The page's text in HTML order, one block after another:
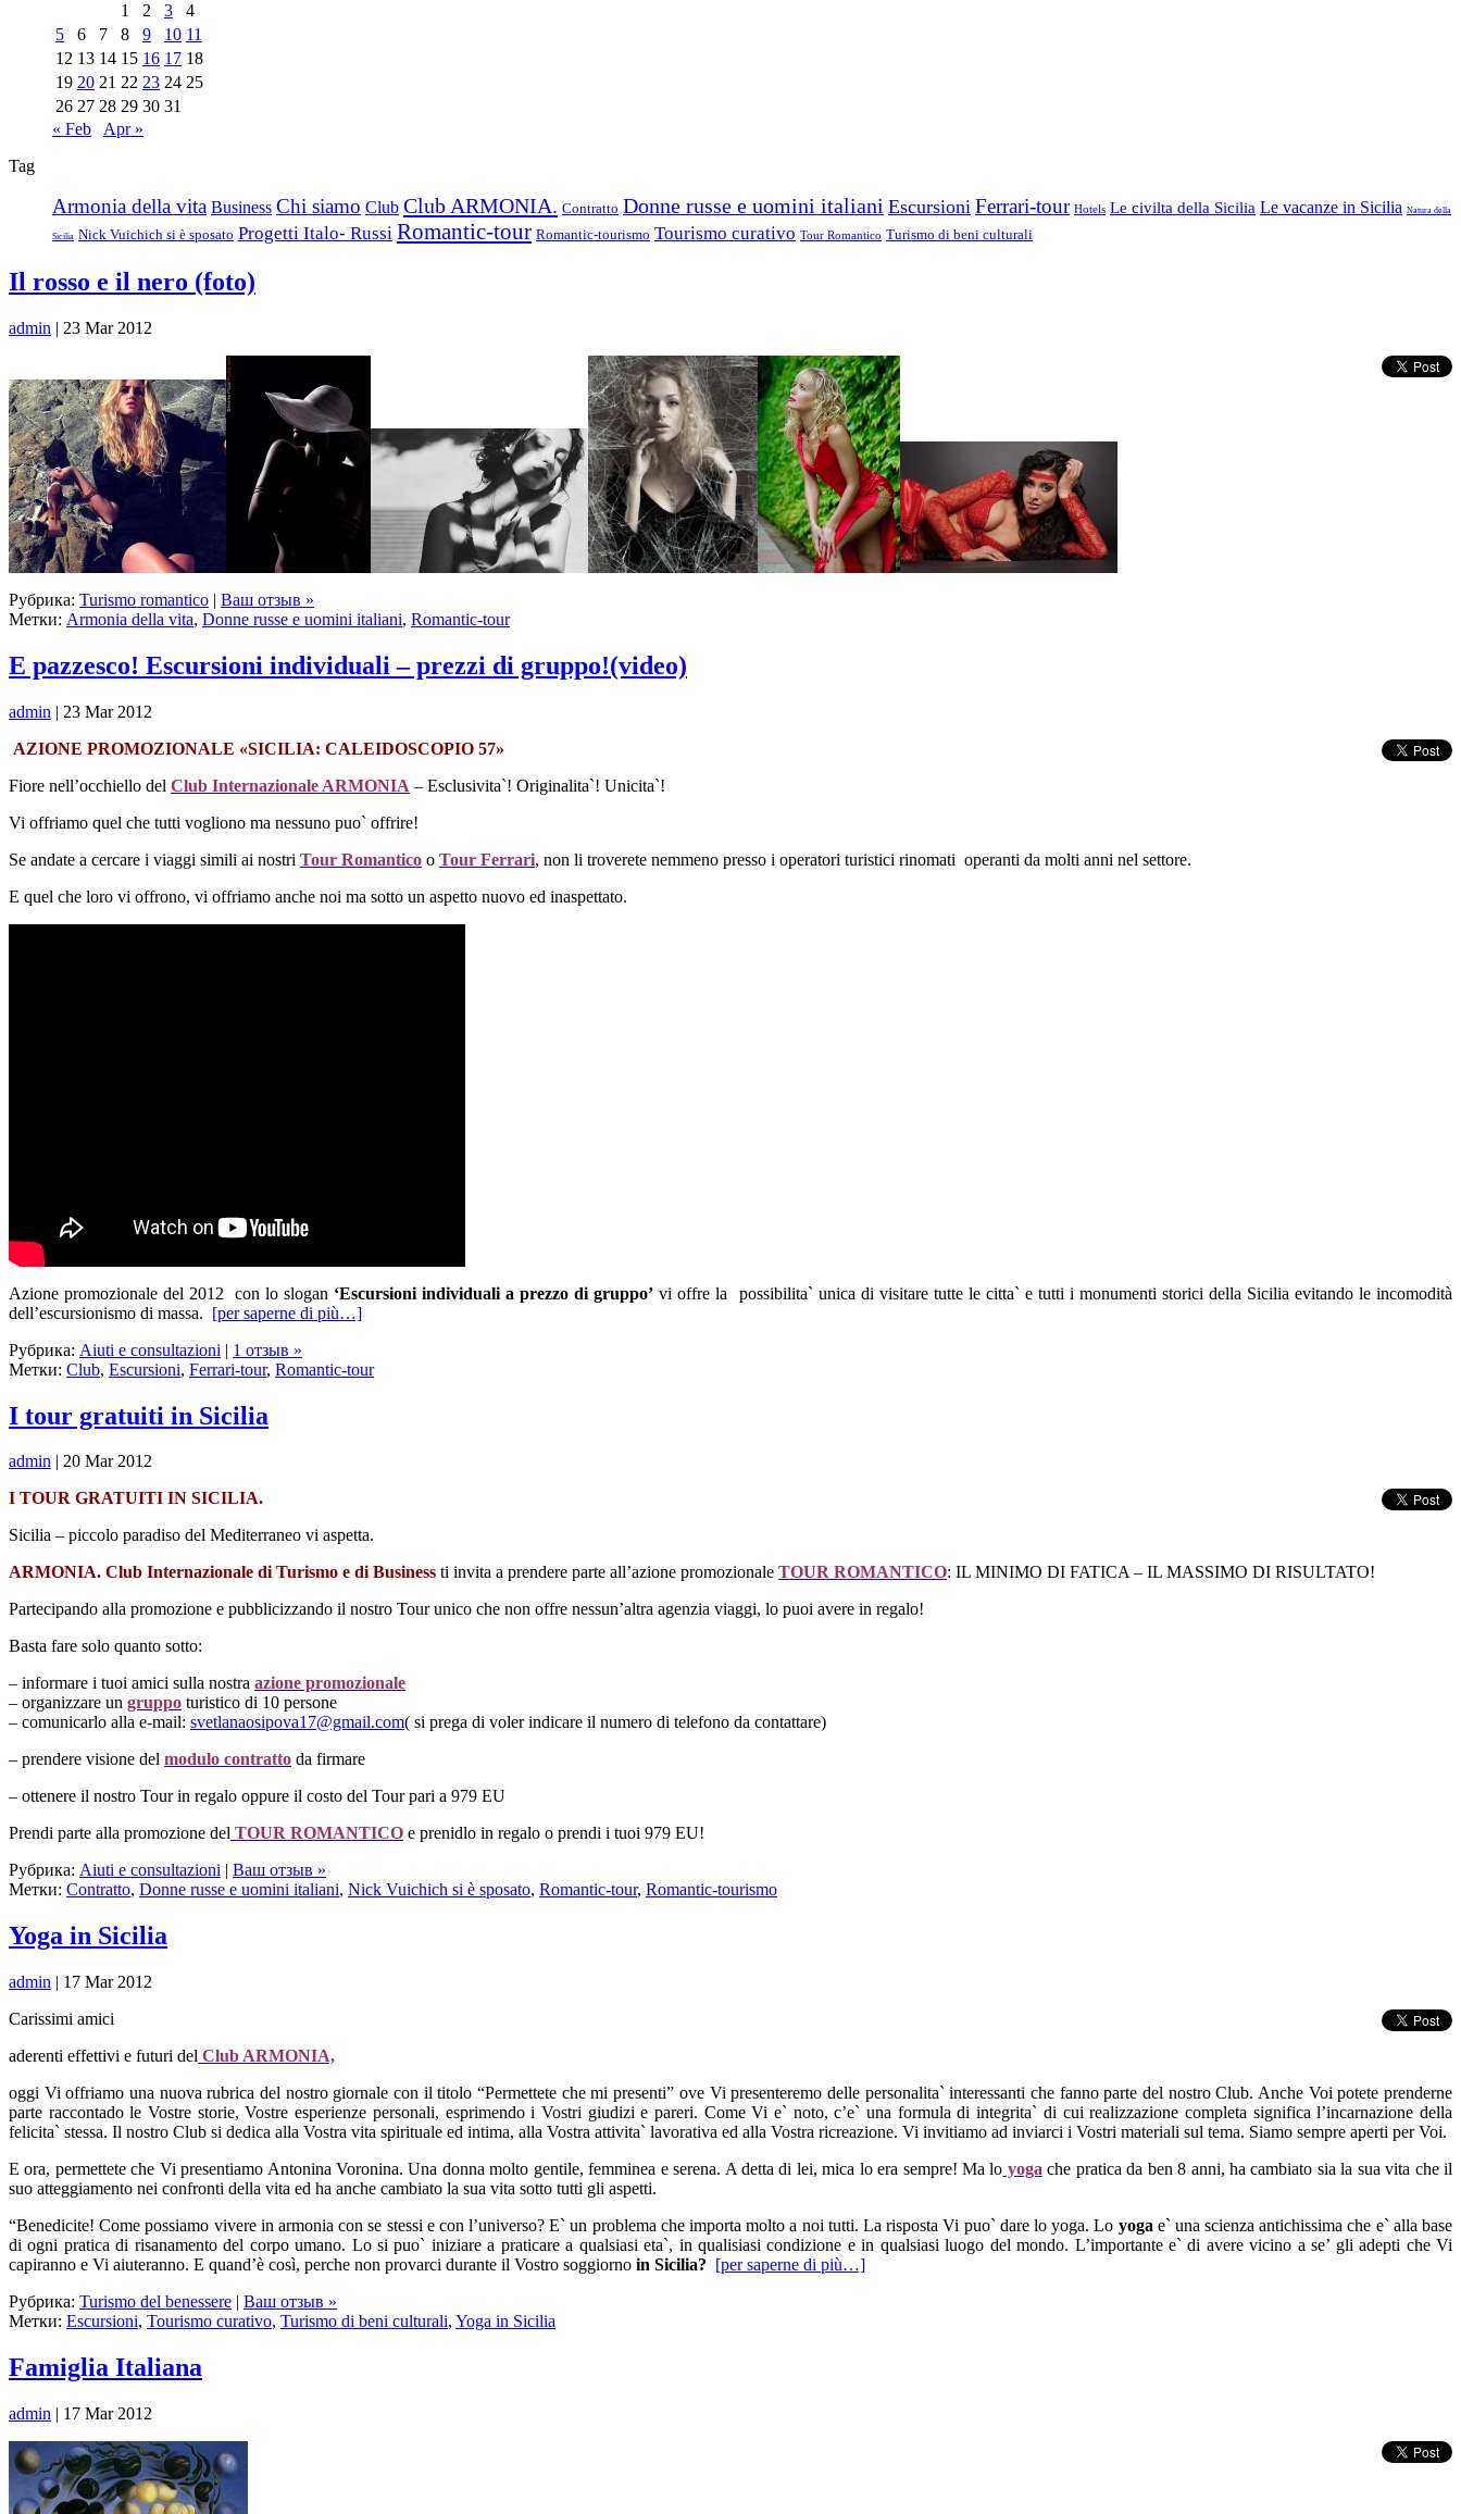
1
2 3
4
5
6 7 8 9 10 11
12 13 14 15 16 17 18
19 20 21 22 23 24 25
26 27 28 29 30 31
« Feb
Apr »
Tag
Armonia della vita Business Chi siamo Club Club ARMONIA. Contratto Donne russe e uomini italiani Escursioni Ferrari-tour Hotels Le civilta della Sicilia Le vacanze in Sicilia Natura della
Sicilia Nick Vuichich si è sposato Progetti Italo- Russi Romantic-tour Romantic-tourismo Tourismo curativo Tour Romantico Turismo di beni culturali
Il rosso e il nero (foto)
admin | 23 Mar 2012
Рубрика: Turismo romantico | Ваш отзыв »
Метки: Armonia della vita, Donne russe e uomini italiani, Romantic-tour
E pazzesco! Escursioni individuali – prezzi di gruppo!(video)
admin | 23 Mar 2012
АZIONE PROMOZIONALE «SICILIA: CALEIDOSCOPIO 57»
Fiore nell’occhiello del Club Internazionale ARMONIA – Esclusivita`! Originalita`! Unicita`!
Vi offriamo quel che tutti vogliono ma nessuno puo` offrire!
Se andate a cercare i viaggi simili ai nostri Tour Romantico o Tour Ferrari, non li troverete nemmeno presso i operatori turistici rinomati operanti da molti anni nel settore.
E quel che loro vi offrono, vi offriamo anche noi ma sotto un aspetto nuovo ed inaspettato.
Azione promozionale del 2012 con lo slogan ‘Escursioni individuali a prezzo di gruppo’ vi offre la possibilita` unica di visitare tutte le citta` e tutti i monumenti storici della Sicilia evitando le incomodità
dell’escursionismo di massa. [per saperne di più…]
Рубрика: Aiuti e consultazioni | 1 отзыв »
Метки: Club, Escursioni, Ferrari-tour, Romantic-tour
I tour gratuiti in Sicilia
admin | 20 Mar 2012
I TOUR GRATUITI IN SICILIA.
Sicilia – piccolo paradiso del Mediterraneo vi aspetta.
ARMONIA. Club Internazionale di Turismo e di Business ti invita a prendere parte all’azione promozionale TOUR ROMANTICO: IL MINIMO DI FATICA – IL MASSIMO DI RISULTATO!
Partecipando alla promozione e pubblicizzando il nostro Tour unico che non offre nessun’altra agenzia viaggi, lo puoi avere in regalo!
Basta fare solo quanto sotto:
– informare i tuoi amici sulla nostra azione promozionale
– organizzare un gruppo turistico di 10 persone
– comunicarlo alla e-mail: svetlanaosipova17@gmail.com( si prega di voler indicare il numero di telefono da contattare)
– prendere visione del modulo contratto da firmare
– ottenere il nostro Tour in regalo oppure il costo del Tour pari a 979 EU
Prendi parte alla promozione del TOUR ROMANTICO e prenidlo in regalo o prendi i tuoi 979 EU!
Рубрика: Aiuti e consultazioni | Ваш отзыв »
Метки: Contratto, Donne russe e uomini italiani, Nick Vuichich si è sposato, Romantic-tour, Romantic-tourismo
Yoga in Sicilia
admin | 17 Mar 2012
Carissimi amici
aderenti effettivi e futuri del Club ARMONIA,
oggi Vi offriamo una nuova rubrica del nostro giornale con il titolo “Permettete che mi presenti” ove Vi presenteremo delle personalita` interessanti che fanno parte del nostro Club. Anche Voi potete prenderne
parte raccontado le Vostre storie, Vostre esperienze personali, esprimendo i Vostri giudizi e pareri. Come Vi e` noto, c’e` una formula di integrita` di cui realizzazione completa significa l’incarnazione della
felicita` stessa. Il nostro Club si dedica alla Vostra vita spirituale ed intima, alla Vostra attivita` lavorativa ed alla Vostra ricreazione. Vi invitiamo ad inviarci i Vostri materiali sul tema. Siamo sempre aperti per Voi.
E ora, permettete che Vi presentiamo Antonina Voronina. Una donna molto gentile, femminea e serena. A detta di lei, mica lo era sempre! Ma lo yoga che pratica da ben 8 anni, ha cambiato sia la sua vita che il
suo atteggiamento nei confronti della vita ed ha anche cambiato la sua vita sotto tutti gli aspetti.
“Benedicite! Come possiamo vivere in armonia con se stessi e con l’universo? E` un problema che importa molto a noi tutti. La risposta Vi puo` dare lo yoga. Lo yoga e` una scienza antichissima che e` alla base
di ogni pratica di risanamento del corpo umano. Lo si puo` iniziare a praticare a qualsiasi eta`, in qualisiasi condizione e in qualsiasi luogo del mondo. L’importante e` di avere vicino a se’ gli adepti che Vi
capiranno e Vi aiuteranno. E quand’è così, perche non provarci durante il Vostro soggiorno in Sicilia? [per saperne di più…]
Рубрика: Turismo del benessere | Ваш отзыв »
Метки: Escursioni, Tourismo curativo, Turismo di beni culturali, Yoga in Sicilia
Famiglia Italiana
admin | 17 Mar 2012